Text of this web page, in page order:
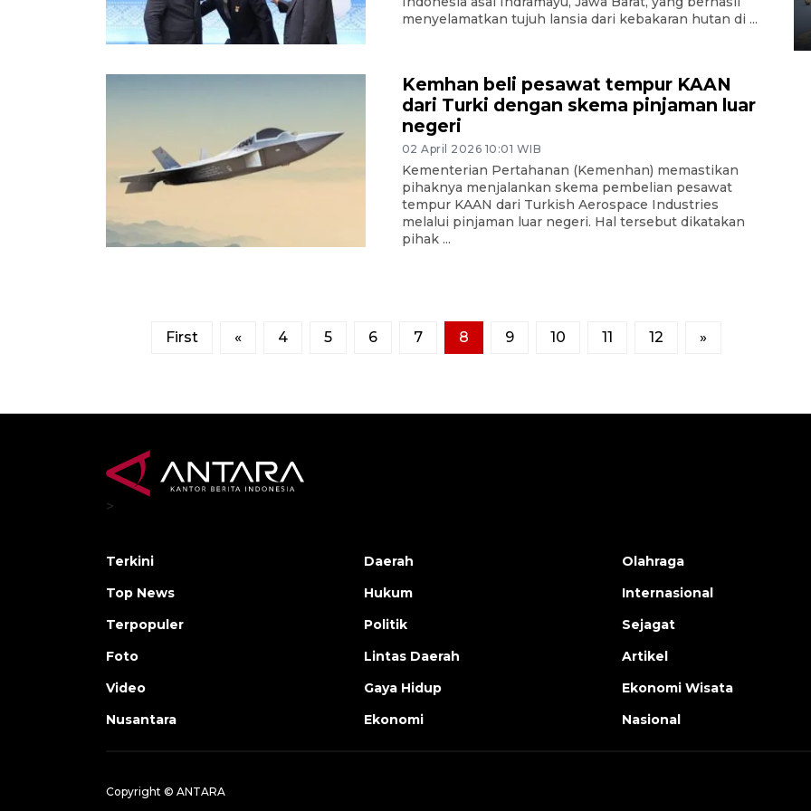
menyelamatkan tujuh lansia dari kebakaran hutan di ...
Kemhan beli pesawat tempur KAAN
dari Turki dengan skema pinjaman luar
negeri
02 April 2026 10:01 WIB
Kementerian Pertahanan (Kemenhan) memastikan
pihaknya menjalankan skema pembelian pesawat
tempur KAAN dari Turkish Aerospace Industries
melalui pinjaman luar negeri. Hal tersebut dikatakan
pihak ...
First « 4 5 6 7 8 9 10 11 12 »
02 April 2026 12:51 WIB
>
Terkini
Top News
Terpopuler
Foto
Video
Nusantara
Daerah
Hukum
Politik
Lintas Daerah
Gaya Hidup
Ekonomi
Olahraga
Internasional
Sejagat
Artikel
Ekonomi Wisata
Nasional
Copyright © ANTARA